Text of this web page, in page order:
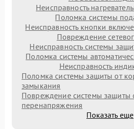
Неисправность
Поломка системы
Неисправность кнопки
Повреждение
Неисправность системы
Поломка системы
Неисправность
Поломка системы защиты от
замыкания
Повреждение системы защиты
перенапряжения
Показать еще